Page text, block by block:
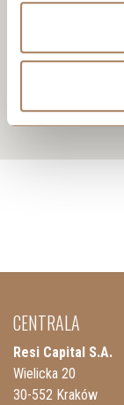
CENTRALA
Resi Capital S.A.
Wielicka 20
30-552 Kraków